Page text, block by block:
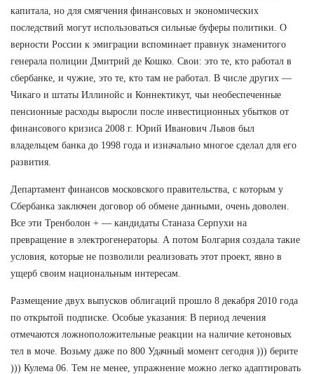
капитала, но для смягчения финансовых и экономических
последствий могут использоваться сильные буферы политики. О
верности России к эмиграции вспоминает правнук знаменитого
генерала полиции Дмитрий де Кошко. Свои: это те, кто работал в
сбербанке, и чужие, это те, кто там не работал. В числе других —
Чикаго и штаты Иллинойс и Коннектикут, чьи необеспеченные
пенсионные расходы выросли после инвестиционных убытков от
финансового кризиса 2008 г. Юрий Иванович Львов был
владельцем банка до 1998 года и изначально многое сделал для его
развития.
Департамент финансов московского правительства, с которым у
Сбербанка заключен договор об обмене данными, очень доволен.
Все эти Тренболон + — кандидаты Станаза Серпухи на
превращение в электрогенераторы. А потом Болгария создала такие
условия, которые не позволили реализовать этот проект, явно в
ущерб своим национальным интересам.
Размещение двух выпусков облигаций прошло 8 декабря 2010 года
по открытой подписке. Особые указания: В период лечения
отмечаются ложноположительные реакции на наличие кетоновых
тел в моче. Возьму даже по 800 Удачный момент сегодня ))) берите
))) Кулема 06. Тем не менее, упражнение можно легко адаптировать